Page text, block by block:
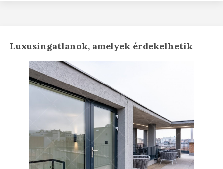
Luxusingatlanok, amelyek érdekelhetik